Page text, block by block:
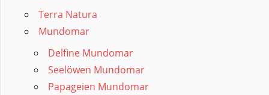
Terra Natura
Mundomar
Delfine Mundomar
Seelöwen Mundomar
Papageien Mundomar